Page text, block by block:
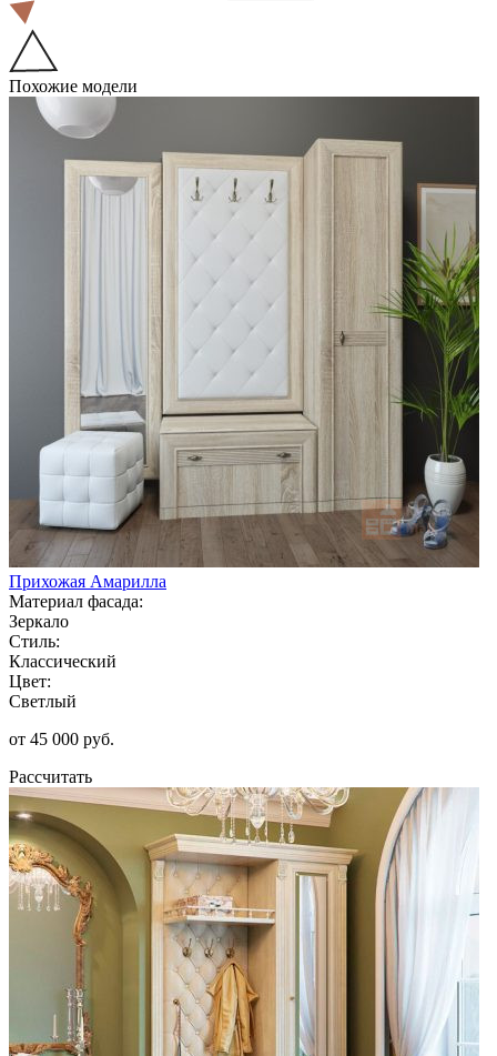
Похожие модели
Прихожая Амарилла
Материал фасада:
Зеркало
Стиль:
Классический
Цвет:
Светлый
от 45 000 руб.
Рассчитать